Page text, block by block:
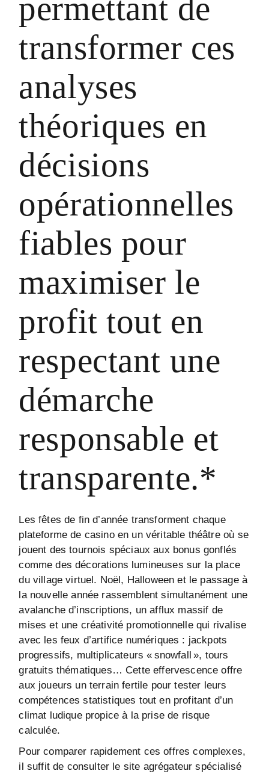
permettant de
transformer ces
analyses
théoriques en
décisions
opérationnelles
fiables pour
maximiser le
profit tout en
respectant une
démarche
responsable et
transparente.*
Les fêtes de fin d’année transforment chaque
plateforme de casino en un véritable théâtre où se
jouent des tournois spéciaux aux bonus gonflés
comme des décorations lumineuses sur la place
du village virtuel. Noël, Halloween et le passage à
la nouvelle année rassemblent simultanément une
avalanche d’inscriptions, un afflux massif de
mises et une créativité promotionnelle qui rivalise
avec les feux d’artifice numériques : jackpots
progressifs, multiplicateurs « snowfall », tours
gratuits thématiques… Cette effervescence offre
aux joueurs un terrain fertile pour tester leurs
compétences statistiques tout en profitant d’un
climat ludique propice à la prise de risque
calculée.
Pour comparer rapidement ces offres complexes,
il suffit de consulter le site agrégateur spécialisé